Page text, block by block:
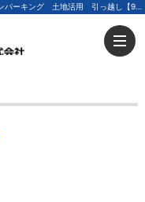
足立区 竹の塚 不動産 賃貸 売買 管理 設計 コインパーキング 土地活用 引っ越し【9月 8日更新】ブログ更新しました | 足立区の不動産ならインターナショナル岩田企画